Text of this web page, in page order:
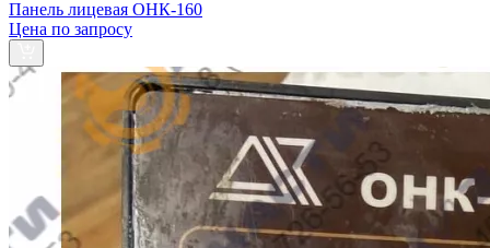
Панель лицевая ОНК-160
Цена по запросу